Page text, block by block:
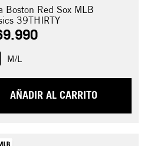
Boston Red Sox MLB
39THIRTY
.990
M/L
AÑADIR AL CARRITO